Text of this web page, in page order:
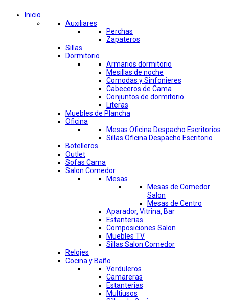
Inicio
Auxiliares
Perchas
Zapateros
Sillas
Dormitorio
Armarios dormitorio
Mesillas de noche
Comodas y Sinfonieres
Cabeceros de Cama
Conjuntos de dormitorio
Literas
Muebles de Plancha
Oficina
Mesas Oficina Despacho Escritorios
Sillas Oficina Despacho Escritorio
Botelleros
Outlet
Sofas Cama
Salon Comedor
Mesas
Mesas de Comedor
Salon
Mesas de Centro
Aparador, Vitrina, Bar
Estanterias
Composiciones Salon
Muebles TV
Sillas Salon Comedor
Relojes
Cocina y Baño
Verduleros
Camareras
Estanterias
Multiusos